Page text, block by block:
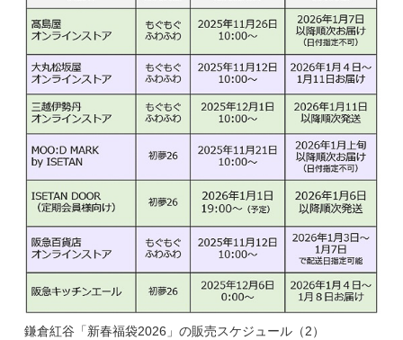
鎌倉紅谷「新春福袋2026」の販売スケジュール（2）